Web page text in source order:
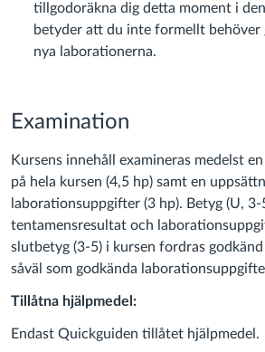
tillgodoräkna dig detta moment i
betyder att du inte formellt behöver
nya laborationerna.
Examination
Kursens innehåll examineras medelst
på hela kursen (4,5 hp) samt en
laborationsuppgifter (3 hp). Betyg (U, 3-
tentamensresultat och
slutbetyg (3-5) i kursen fordras
såväl som godkända
Tillåtna hjälpmedel:
Endast Quickguiden tillåtet hjälpmedel.